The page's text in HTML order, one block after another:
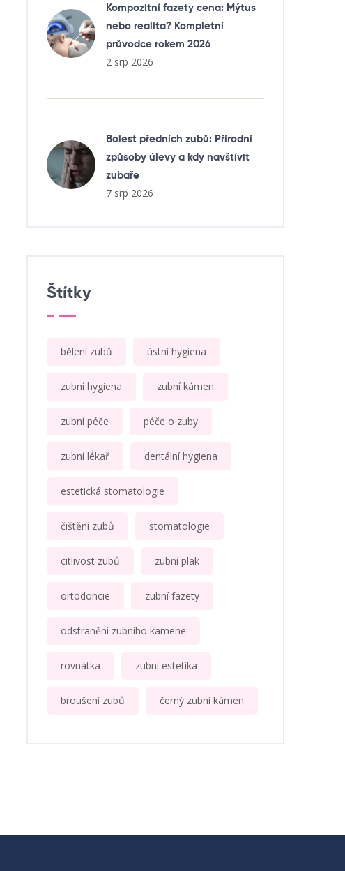
Kompozitní fazety cena: Mýtus
nebo realita? Kompletní
průvodce rokem 2026
2 srp 2026
Bolest předních zubů: Přírodní
způsoby úlevy a kdy navštívit
zubaře
7 srp 2026
Štítky
bělení zubů ústní hygiena
zubní hygiena zubní kámen
zubní péče péče o zuby
zubní lékař dentální hygiena
estetická stomatologie
čištění zubů stomatologie
citlivost zubů zubní plak
ortodoncie zubní fazety
odstranění zubního kamene
rovnátka zubní estetika
broušení zubů černý zubní kámen